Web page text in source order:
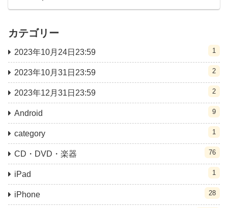
カテゴリー
2023年10月24日23:59 1
2023年10月31日23:59 2
2023年12月31日23:59 2
Android 9
category 1
CD・DVD・楽器 76
iPad 1
iPhone 28